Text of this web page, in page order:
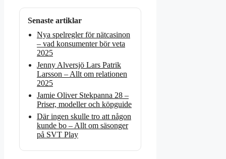
Senaste artiklar
Nya spelregler för nätcasinon
– vad konsumenter bör veta
2025
Jenny Alversjö Lars Patrik
Larsson – Allt om relationen
2025
Jamie Oliver Stekpanna 28 –
Priser, modeller och köpguide
Där ingen skulle tro att någon
kunde bo – Allt om säsonger
på SVT Play